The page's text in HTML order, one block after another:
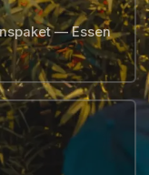
— Essen